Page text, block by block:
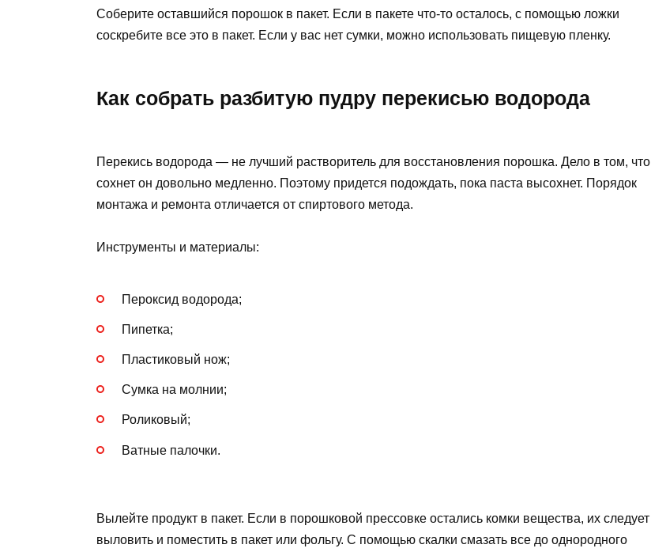
Соберите оставшийся порошок в пакет. Если в пакете что-то осталось, с помощью ложки
соскребите все это в пакет. Если у вас нет сумки, можно использовать пищевую пленку.
Как собрать разбитую пудру перекисью водорода
Перекись водорода — не лучший растворитель для восстановления порошка. Дело в том, что
сохнет он довольно медленно. Поэтому придется подождать, пока паста высохнет. Порядок
монтажа и ремонта отличается от спиртового метода.
Инструменты и материалы:
Пероксид водорода;
Пипетка;
Пластиковый нож;
Сумка на молнии;
Роликовый;
Ватные палочки.
Вылейте продукт в пакет. Если в порошковой прессовке остались комки вещества, их следует
выловить и поместить в пакет или фольгу. С помощью скалки смазать все до однородного